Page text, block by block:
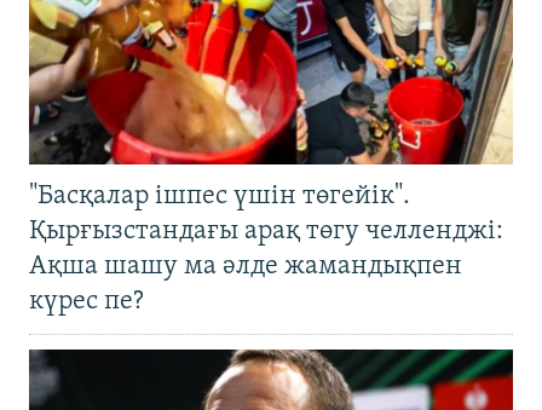
"Басқалар ішпес үшін төгейік".
Қырғызстандағы арақ төгу челленджі:
Ақша шашу ма әлде жамандықпен
күрес пе?